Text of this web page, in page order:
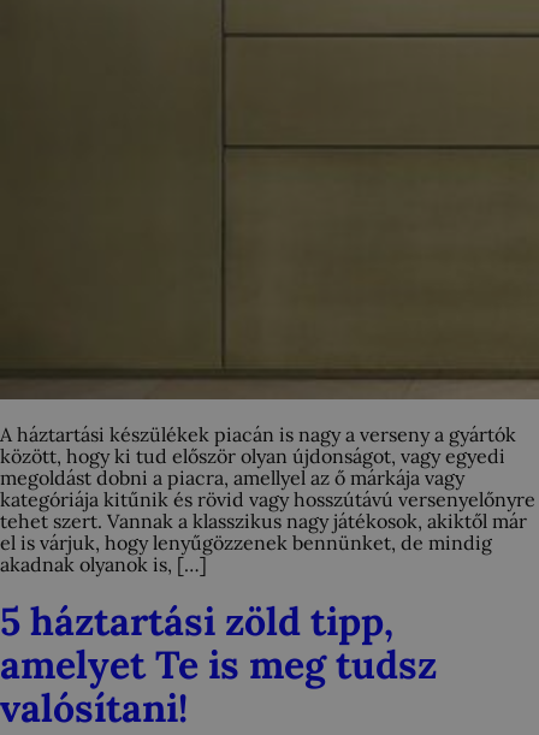
A háztartási készülékek piacán is nagy a verseny a gyártók
között, hogy ki tud először olyan újdonságot, vagy egyedi
megoldást dobni a piacra, amellyel az ő márkája vagy
kategóriája kitűnik és rövid vagy hosszútávú versenyelőnyre
tehet szert. Vannak a klasszikus nagy játékosok, akiktől már
el is várjuk, hogy lenyűgözzenek bennünket, de mindig
akadnak olyanok is, […]
5 háztartási zöld tipp,
amelyet Te is meg tudsz
valósítani!